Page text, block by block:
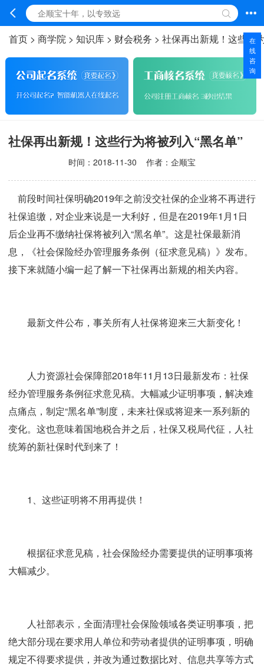
首页 > 商学院 > 知识库 > 财会税务 > 社保再出新规！这些行
社保再出新规！这些行为将被列入“黑名单”
时间： 2018-11-30 作者：企顺宝
前段时间社保明确2019年之前没交社保的企业将不再进行
社保追缴，对企业来说是一大利好，但是在2019年1月1日
后企业再不缴纳社保将被列入“黑名单”。这是社保最新消
息，《社会保险经办管理服务条例（征求意见稿）》发布。
接下来就随小编一起了解一下社保再出新规的相关内容。
最新文件公布，事关所有人社保将迎来三大新变化！
人力资源社会保障部2018年11月13日最新发布：社保
经办管理服务条例征求意见稿。大幅减少证明事项，解决难
点痛点，制定“黑名单”制度，未来社保或将迎来一系列新的
变化。这也意味着国地税合并之后，社保又税局代征，人社
统筹的新社保时代到来了！
1、这些证明将不用再提供！
根据征求意见稿，社会保险经办需要提供的证明事项将
大幅减少。
人社部表示，全面清理社会保险领域各类证明事项，把
绝大部分现在要求用人单位和劳动者提供的证明事项，明确
规定不得要求提供，并改为通过数据比对、信息共享等方式
在
线
咨
询